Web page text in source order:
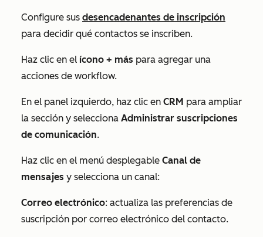
Configure sus desencadenantes de inscripción
para decidir qué contactos se inscriben.
Haz clic en el ícono + más para agregar una
acciones de workflow.
En el panel izquierdo, haz clic en CRM para ampliar
la sección y selecciona Administrar suscripciones
de comunicación.
Haz clic en el menú desplegable Canal de
mensajes y selecciona un canal:
Correo electrónico: actualiza las preferencias de
suscripción por correo electrónico del contacto.